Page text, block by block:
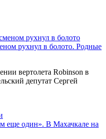
рухнул в болото. Родные
вертолета Robinson в
депутат Сергей
еще один». В Махачкале на